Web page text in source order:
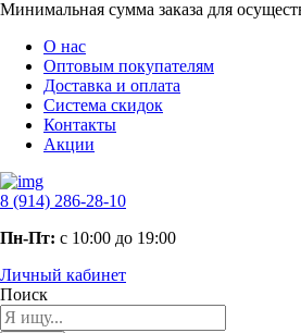
Минимальная сумма заказа для
О нас
Оптовым покупателям
Доставка и оплата
Система скидок
Контакты
Акции
8 (914) 286-28-10
Пн-Пт: с 10:00 до 19:00
Личный кабинет
Поиск